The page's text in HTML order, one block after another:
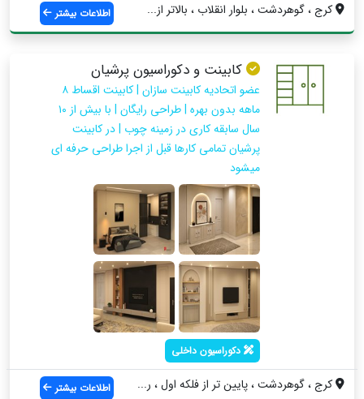
کرج ، گوهردشت ، بلوار انقلاب ، بالاتر از... اطلاعات بیشتر
کابینت و دکوراسیون پرشیان
عضو اتحادیه کابینت سازان | کابینت اقساط ۸
ماهه بدون بهره | طراحی رایگان | با بیش از ۱۰
سال سابقه کاری در زمینه چوب | در کابینت
پرشیان تمامی کارها قبل از اجرا طراحی حرفه ای
میشود
دکوراسیون داخلی
کرج ، گوهردشت ، پایین تر از فلکه اول ، ر... اطلاعات بیشتر